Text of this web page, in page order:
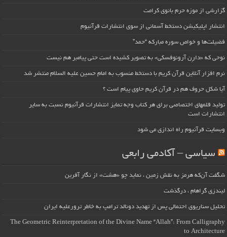
گزارشی از موزه حرم بانوی کرامت
انتشار اپلیکیشن دستخط آسمانی از سوی انتشارات قرآنیوم
فضیلت‌ها و خواص سوره مبارکه “حمد”
نوحی که «دارِن آرونوفسکی» به تصویر کشیده است حتی پیامبر هم نیست
نرم افزار آنلاین قرآن کریم با دستخط منسوب به امام حسین علیه السلام منتشر شد
آیا شکل حروف هم در قرآن کریم حاوی پیام است ؟
تولید قلمهای اختصاصی برای هر کتاب وجه تمایز انتشارات قرآنیوم نسبت به سایر
انتشارات است
وبسایت قرآنیوم راه اندازی می شود
سیاسی – آکادمی رابعی
شگفت آن‌که هرمز به نقش زمین ، نماید چو «هشت» از نگار آفرین
لیندزی گراهام ، درگذشت
تحلیل سناریوی احتمالی پس از تهدید دونالد ترامپ به خاطر ترورعلیه ایران
The Geometric Reinterpretation of the Divine Name “Allah”: From Calligraphy
to Architecture